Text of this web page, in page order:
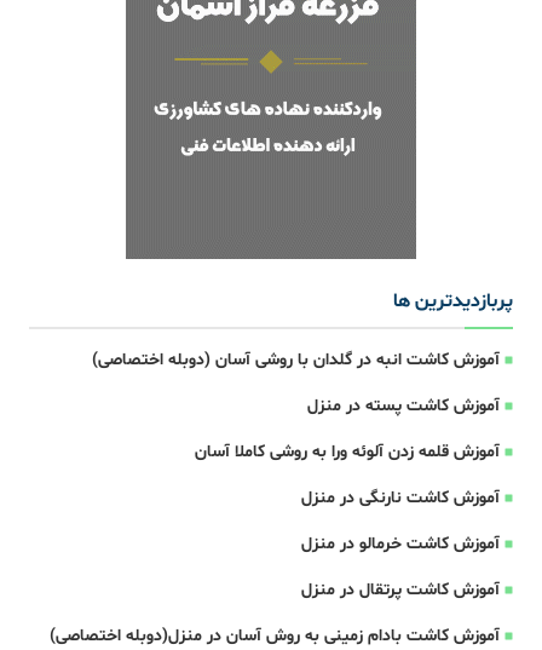
پربازدیدترین ها
آموزش کاشت انبه در گلدان با روشی آسان (دوبله اختصاصی)
آموزش کاشت پسته در منزل
آموزش قلمه زدن آلوئه ورا به روشی کاملا آسان
آموزش کاشت نارنگی در منزل
آموزش کاشت خرمالو در منزل
آموزش کاشت پرتقال در منزل
آموزش کاشت بادام زمینی به روش آسان در منزل(دوبله اختصاصی)